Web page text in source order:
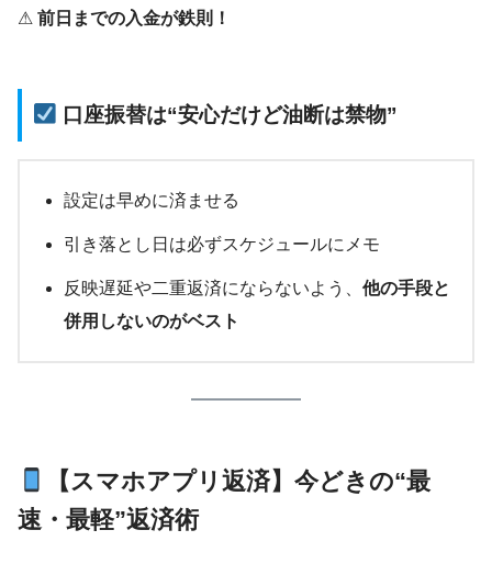
⚠ 前日までの入金が鉄則！
口座振替は“安心だけど油断は禁物”
設定は早めに済ませる
引き落とし日は必ずスケジュールにメモ
反映遅延や二重返済にならないよう、 他の手段と
併用しないのがベスト
【スマホアプリ返済】今どきの“最
速・最軽”返済術